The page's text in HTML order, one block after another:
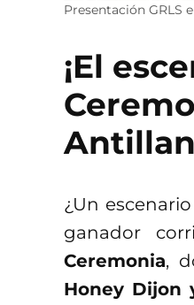
Presentación GRLS
¡El
¿Un
ganador
Ceremonia,
Honey Dijon